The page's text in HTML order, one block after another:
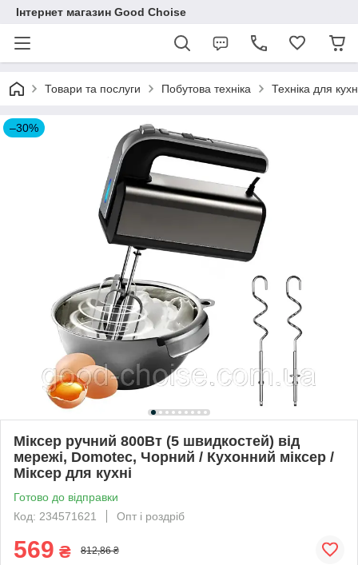
Інтернет магазин Good Choise
Товари та послуги Побутова техніка Техніка для
–30%
Міксер ручний 800Вт (5 швидкостей) від
мережі, Domotec, Чорний / Кухонний міксер /
Міксер для кухні
Готово до відправки
Код: 234571621
Опт і роздріб
569 ₴ 812,86 ₴